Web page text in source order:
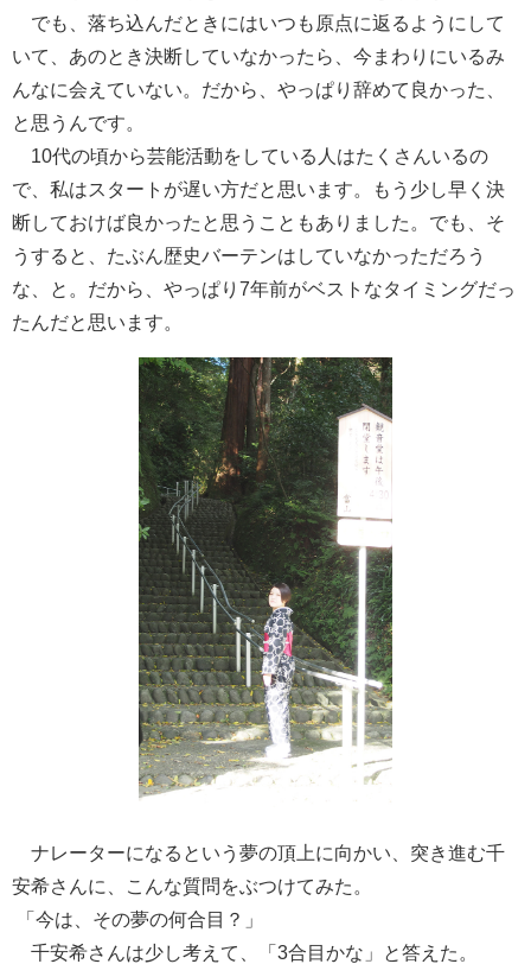
でも、落ち込んだときにはいつも原点に返るようにして
いて、あのとき決断していなかったら、今まわりにいるみ
んなに会えていない。だから、やっぱり辞めて良かった、
と思うんです。
10代の頃から芸能活動をしている人はたくさんいるの
で、私はスタートが遅い方だと思います。もう少し早く決
断しておけば良かったと思うこともありました。でも、そ
うすると、たぶん歴史バーテンはしていなかっただろう
な、と。だから、やっぱり7年前がベストなタイミングだっ
たんだと思います。
ナレーターになるという夢の頂上に向かい、突き進む千
安希さんに、こんな質問をぶつけてみた。
「今は、その夢の何合目？」
千安希さんは少し考えて、「3合目かな」と答えた。